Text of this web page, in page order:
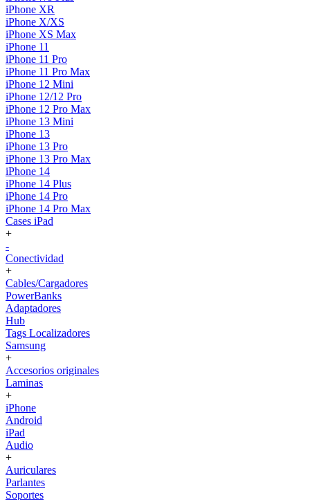
iPhone XR
iPhone X/XS
iPhone XS Max
iPhone 11
iPhone 11 Pro
iPhone 11 Pro Max
iPhone 12 Mini
iPhone 12/12 Pro
iPhone 12 Pro Max
iPhone 13 Mini
iPhone 13
iPhone 13 Pro
iPhone 13 Pro Max
iPhone 14
iPhone 14 Plus
iPhone 14 Pro
iPhone 14 Pro Max
Cases iPad
+
-
Conectividad
+
Cables/Cargadores
PowerBanks
Adaptadores
Hub
Tags Localizadores
Samsung
+
Accesorios originales
Laminas
+
iPhone
Android
iPad
Audio
+
Auriculares
Parlantes
Soportes